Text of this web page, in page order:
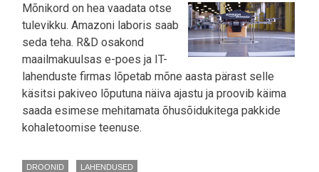
Mõnikord on hea vaadata otse
tulevikku. Amazoni laboris saab
seda teha. R&D osakond
maailmakuulsas e-poes ja IT-
lahenduste firmas lõpetab mõne aasta pärast selle
käsitsi pakiveo lõputuna näiva ajastu ja proovib käima
saada esimese mehitamata õhusõidukitega pakkide
kohaletoomise teenuse.
DROONID LAHENDUSED